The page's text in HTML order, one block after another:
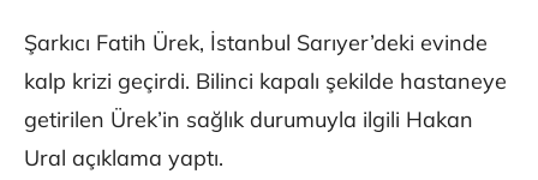
Şarkıcı Fatih Ürek, İstanbul Sarıyer’deki evinde
kalp krizi geçirdi. Bilinci kapalı şekilde hastaneye
getirilen Ürek’in sağlık durumuyla ilgili Hakan
Ural açıklama yaptı.